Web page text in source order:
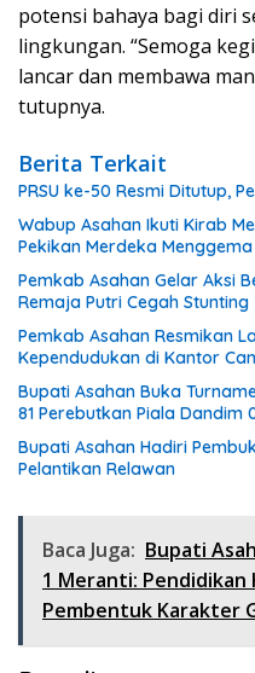
potensi bahaya bagi diri
lingkungan. “Semoga
lancar dan membawa
tutupnya.
Berita Terkait
PRSU ke-50 Resmi Ditutup,
Wabup Asahan Ikuti Kirab
Pekikan Merdeka Menggema
Pemkab Asahan Gelar Aksi
Remaja Putri Cegah Stunting
Pemkab Asahan Resmikan
Kependudukan di Kantor
Bupati Asahan Buka
81 Perebutkan Piala Dandim
Bupati Asahan Hadiri
Pelantikan Relawan
Baca Juga: Bupati
1 Meranti: Pendidikan
Pembentuk Karakter